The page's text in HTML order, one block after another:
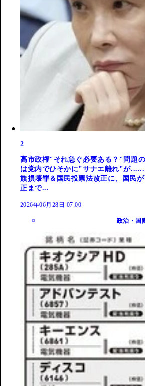
2
高市政権"それ急ぐ必要ある？"問題
は党内でひそかに"サナエ離れ"が......
旗損壊罪＆国民投票法改正に、国民
正まで...
2026年06月28日 07:00
政治・国